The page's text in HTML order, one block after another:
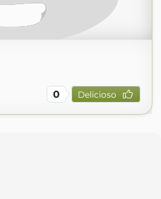
0 Delicioso